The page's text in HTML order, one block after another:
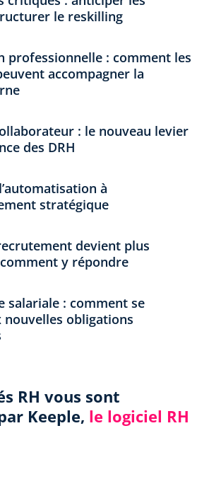
le reskilling
professionnelle : comment les
accompagner la
: le nouveau levier
des DRH
à
stratégique
devient plus
y répondre
salariale : comment se
nouvelles obligations
RH vous sont
Keeple, le logiciel RH